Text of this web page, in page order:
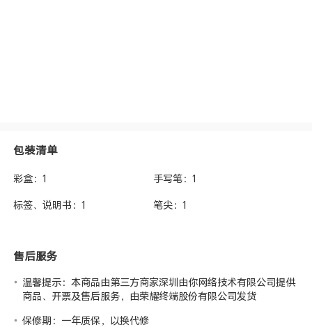
包装清单
彩盒：1 手写笔：1
标签、说明书：1 笔尖：1
售后服务
温馨提示：本商品由第三方商家深圳由你网络技术有限公司提供
商品、开票及售后服务，由荣耀终端股份有限公司发货
保修期：一年质保，以换代修